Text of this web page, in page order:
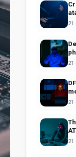
21
21
21
21